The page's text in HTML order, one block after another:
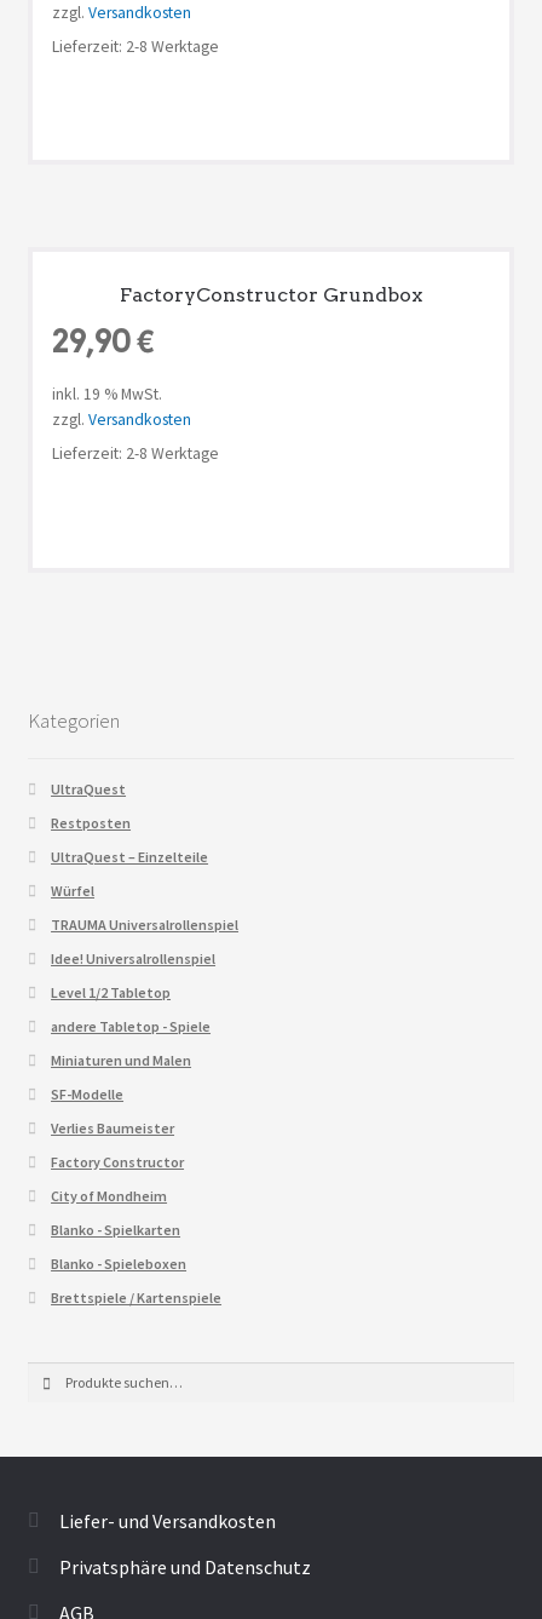
zzgl. Versandkosten
Lieferzeit: 2-8 Werktage
FactoryConstructor Grundbox
29,90€
inkl. 19 % MwSt.
zzgl. Versandkosten
Lieferzeit: 2-8 Werktage
Kategorien
UltraQuest
Restposten
UltraQuest – Einzelteile
Würfel
TRAUMA Universalrollenspiel
Idee! Universalrollenspiel
Level 1/2 Tabletop
andere Tabletop - Spiele
Miniaturen und Malen
SF-Modelle
Verlies Baumeister
Factory Constructor
City of Mondheim
Blanko - Spielkarten
Blanko - Spieleboxen
Brettspiele / Kartenspiele
nach:
Liefer- und Versandkosten
Privatsphäre und Datenschutz
AGB